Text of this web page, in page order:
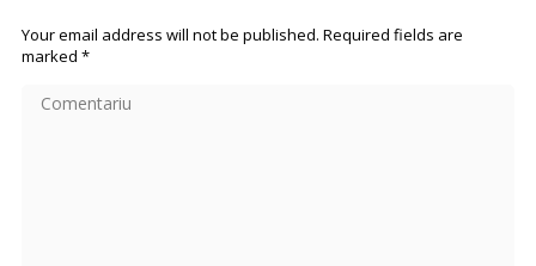
Your email address will not be published. Required fields are
marked *
Comentariu